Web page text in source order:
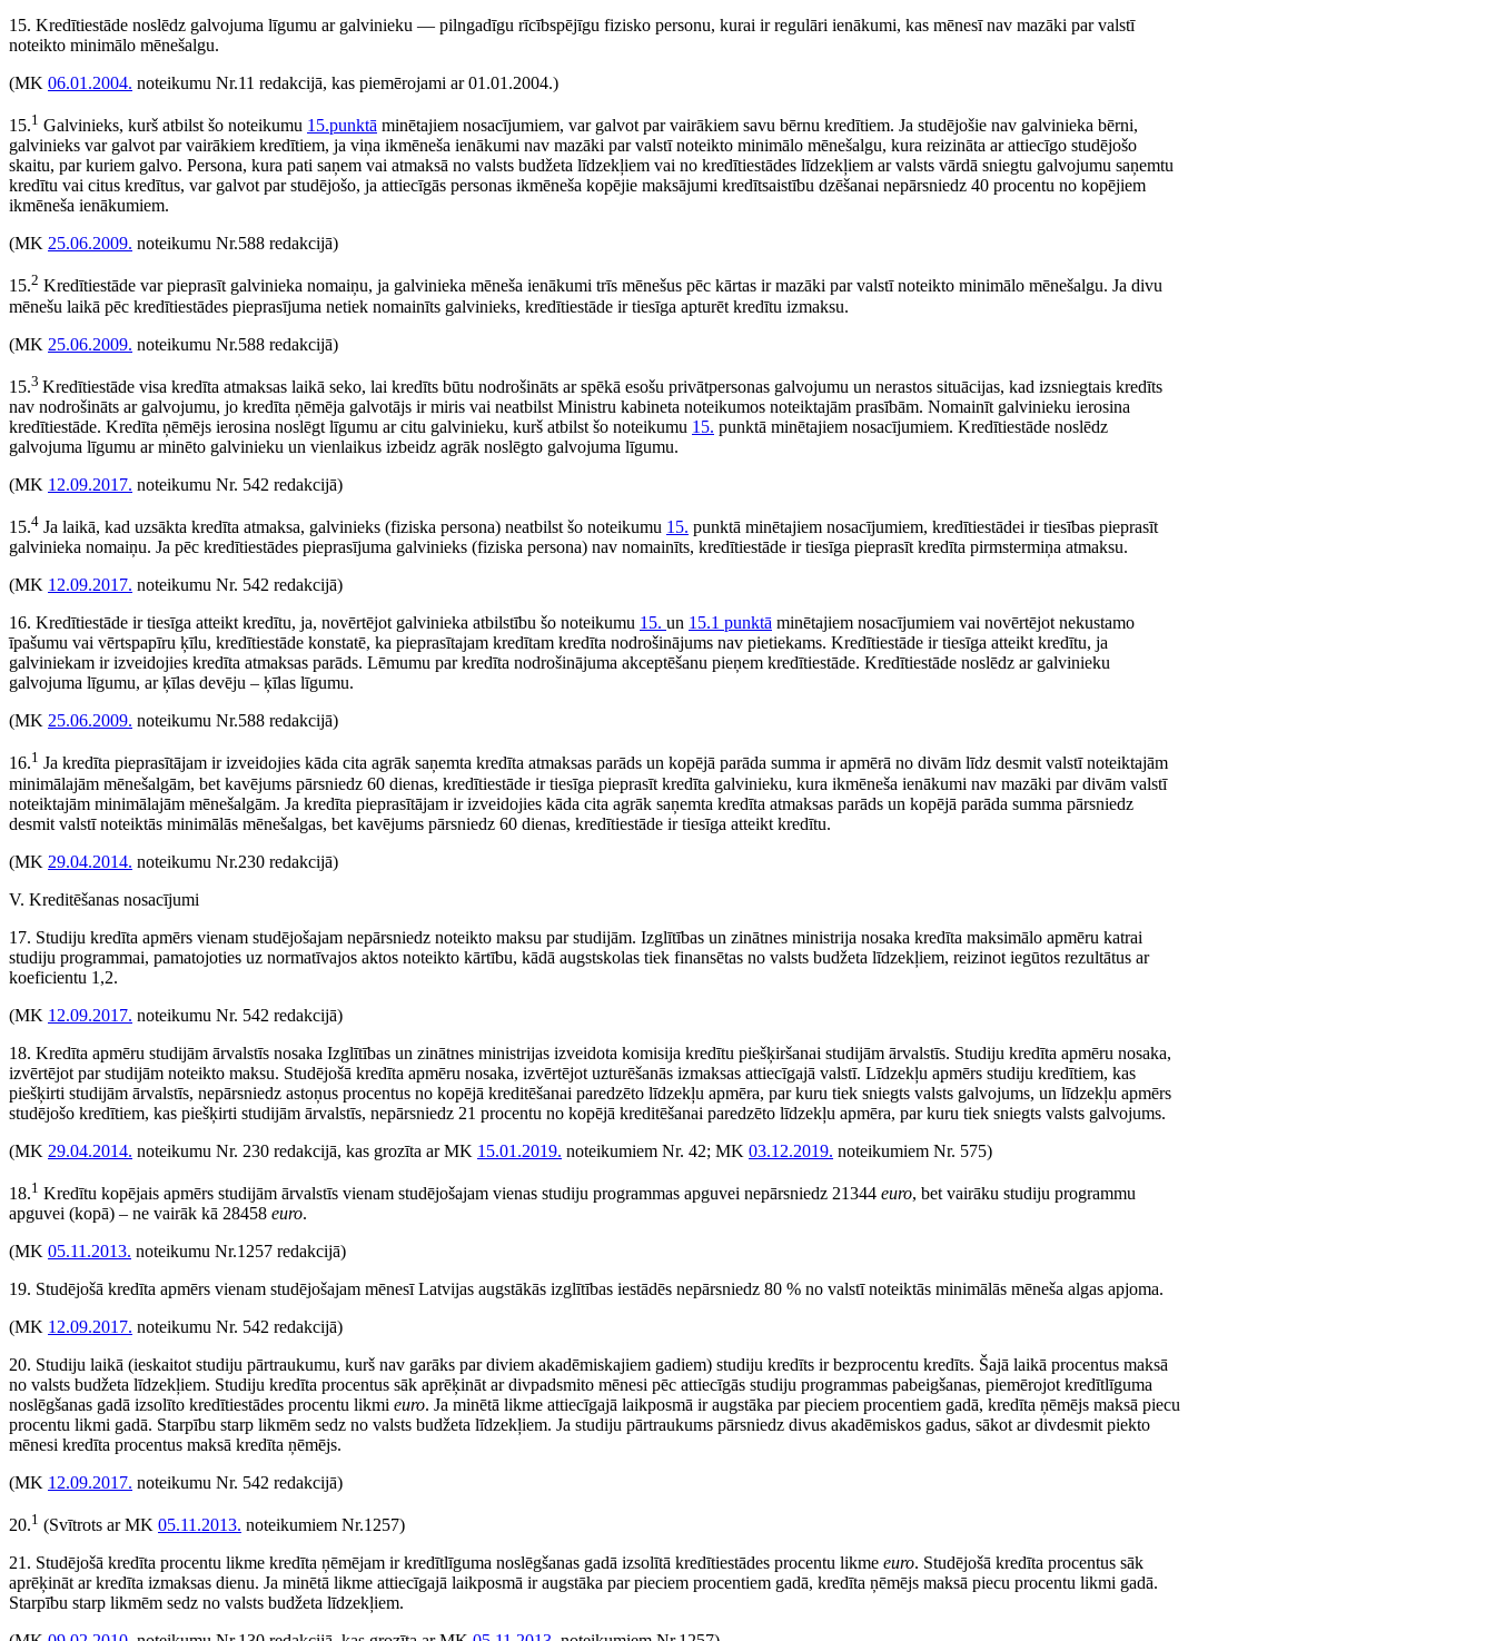
15. Kredītiestāde noslēdz galvojuma līgumu ar galvinieku — pilngadīgu rīcībspējīgu fizisko personu, kurai ir regulāri ienākumi, kas mēnesī nav mazāki par valstī
noteikto minimālo mēnešalgu.
(MK 06.01.2004. noteikumu Nr.11 redakcijā, kas piemērojami ar 01.01.2004.)
15.1 Galvinieks, kurš atbilst šo noteikumu 15.punktā minētajiem nosa­cījumiem, var galvot par vairākiem savu bērnu kredītiem. Ja studējošie nav gal­vinieka bērni,
galvinieks var galvot par vairākiem kredītiem, ja viņa ikmēneša ienākumi nav mazāki par valstī noteikto minimālo mēnešalgu, kura reizināta ar attiecīgo studējošo
skaitu, par kuriem galvo. Persona, kura pati saņem vai atmaksā no valsts budžeta līdzekļiem vai no kredītiestādes līdzekļiem ar valsts vārdā sniegtu galvojumu saņemtu
kredītu vai citus kredītus, var galvot par studējošo, ja attiecīgās personas ikmēneša kopējie maksājumi kredītsaistību dzēšanai nepārsniedz 40 procentu no kopējiem
ikmēneša ienākumiem.
(MK 25.06.2009. noteikumu Nr.588 redakcijā)
15.2 Kredītiestāde var pieprasīt galvinieka nomaiņu, ja galvinieka mēneša ienākumi trīs mēnešus pēc kārtas ir mazāki par valstī noteikto minimālo mēneš­algu. Ja divu
mēnešu laikā pēc kredītiestādes pieprasījuma netiek nomainīts galvinieks, kredītiestāde ir tiesīga apturēt kredītu izmaksu.
(MK 25.06.2009. noteikumu Nr.588 redakcijā)
15.3 Kredītiestāde visa kredīta atmaksas laikā seko, lai kredīts būtu nodrošināts ar spēkā esošu privātpersonas galvojumu un nerastos situācijas, kad izsniegtais kredīts
nav nodrošināts ar galvojumu, jo kredīta ņēmēja galvotājs ir miris vai neatbilst Ministru kabineta noteikumos noteiktajām prasībām. Nomainīt galvinieku ierosina
kredītiestāde. Kredīta ņēmējs ierosina noslēgt līgumu ar citu galvinieku, kurš atbilst šo noteikumu 15. punktā minētajiem nosacījumiem. Kredītiestāde noslēdz
galvojuma līgumu ar minēto galvinieku un vienlaikus izbeidz agrāk noslēgto galvojuma līgumu.
(MK 12.09.2017. noteikumu Nr. 542 redakcijā)
15.4 Ja laikā, kad uzsākta kredīta atmaksa, galvinieks (fiziska persona) neatbilst šo noteikumu 15. punktā minētajiem nosacījumiem, kredītiestādei ir tiesības pieprasīt
galvinieka nomaiņu. Ja pēc kredītiestādes pieprasījuma galvinieks (fiziska persona) nav nomainīts, kredītiestāde ir tiesīga pieprasīt kredīta pirmstermiņa atmaksu.
(MK 12.09.2017. noteikumu Nr. 542 redakcijā)
16. Kredītiestāde ir tiesīga atteikt kredītu, ja, novērtējot galvinieka atbil­stību šo noteikumu 15. un 15.1 punktā minētajiem nosacījumiem vai novērtējot nekustamo
īpašumu vai vērtspapīru ķīlu, kredītiestāde konstatē, ka piepra­sītajam kredītam kredīta nodrošinājums nav pietiekams. Kredītiestāde ir tiesīga atteikt kredītu, ja
galviniekam ir izveidojies kredīta atmaksas parāds. Lēmumu par kredīta nodrošinājuma akceptēšanu pieņem kredītiestāde. Kredītiestāde noslēdz ar galvinieku
galvojuma līgumu, ar ķīlas devēju – ķīlas līgumu.
(MK 25.06.2009. noteikumu Nr.588 redakcijā)
16.1 Ja kredīta pieprasītājam ir izveidojies kāda cita agrāk saņemta kredīta atmaksas parāds un kopējā parāda summa ir apmērā no divām līdz desmit valstī noteiktajām
minimālajām mēnešalgām, bet kavējums pārsniedz 60 dienas, kredītiestāde ir tiesīga pieprasīt kredīta galvinieku, kura ikmēneša ienākumi nav mazāki par divām valstī
noteiktajām minimālajām mēnešalgām. Ja kredīta pieprasītājam ir izveidojies kāda cita agrāk saņemta kredīta atmaksas parāds un kopējā parāda summa pārsniedz
desmit valstī noteiktās minimālās mēnešalgas, bet kavējums pārsniedz 60 dienas, kredītiestāde ir tiesīga atteikt kredītu.
(MK 29.04.2014. noteikumu Nr.230 redakcijā)
V. Kreditēšanas nosacījumi
17. Studiju kredīta apmērs vienam studējošajam nepārsniedz noteikto maksu par studijām. Izglītības un zinātnes ministrija nosaka kredīta maksimālo apmēru katrai
studiju programmai, pamatojoties uz normatīvajos aktos noteikto kārtību, kādā augstskolas tiek finansētas no valsts budžeta līdzekļiem, reizinot iegūtos rezultātus ar
koeficientu 1,2.
(MK 12.09.2017. noteikumu Nr. 542 redakcijā)
18. Kredīta apmēru studijām ārvalstīs nosaka Izglītības un zinātnes ministrijas izveidota komisija kredītu piešķiršanai studijām ārvalstīs. Studiju kredīta apmēru nosaka,
izvērtējot par studijām noteikto maksu. Studējošā kredīta apmēru nosaka, izvērtējot uzturēšanās izmaksas attiecīgajā valstī. Līdzekļu apmērs studiju kredītiem, kas
piešķirti studijām ārvalstīs, nepārsniedz astoņus procentus no kopējā kreditēšanai paredzēto līdzekļu apmēra, par kuru tiek sniegts valsts galvojums, un līdzekļu apmērs
studējošo kredītiem, kas piešķirti studijām ārvalstīs, nepārsniedz 21 procentu no kopējā kreditēšanai paredzēto līdzekļu apmēra, par kuru tiek sniegts valsts galvojums.
(MK 29.04.2014. noteikumu Nr. 230 redakcijā, kas grozīta ar MK 15.01.2019. noteikumiem Nr. 42; MK 03.12.2019. noteikumiem Nr. 575)
18.1 Kredītu kopējais apmērs studijām ārvalstīs vienam studējošajam vienas studiju programmas apguvei nepārsniedz 21344 euro, bet vairāku studiju programmu
apguvei (kopā) – ne vairāk kā 28458 euro.
(MK 05.11.2013. noteikumu Nr.1257 redakcijā)
19. Studējošā kredīta apmērs vienam studējošajam mēnesī Latvijas augstākās izglītības iestādēs nepārsniedz 80 % no valstī noteiktās minimālās mēneša algas apjoma.
(MK 12.09.2017. noteikumu Nr. 542 redakcijā)
20. Studiju laikā (ieskaitot studiju pārtraukumu, kurš nav garāks par diviem akadēmiskajiem gadiem) studiju kredīts ir bezprocentu kredīts. Šajā laikā procentus maksā
no valsts budžeta līdzekļiem. Studiju kredīta procentus sāk aprēķināt ar divpadsmito mēnesi pēc attiecīgās studiju programmas pabeigšanas, piemērojot kredītlīguma
noslēgšanas gadā izsolīto kredītiestādes procentu likmi euro. Ja minētā likme attiecīgajā laikposmā ir augstāka par pieciem procentiem gadā, kredīta ņēmējs maksā piecu
procentu likmi gadā. Starpību starp likmēm sedz no valsts budžeta līdzekļiem. Ja studiju pārtraukums pārsniedz divus akadēmiskos gadus, sākot ar divdesmit piekto
mēnesi kredīta procentus maksā kredīta ņēmējs.
(MK 12.09.2017. noteikumu Nr. 542 redakcijā)
20.1 (Svītrots ar MK 05.11.2013. noteikumiem Nr.1257)
21. Studējošā kredīta procentu likme kredīta ņēmējam ir kredītlīguma noslēgšanas gadā izsolītā kredītiestādes procentu likme euro. Studējošā kredīta procentus sāk
aprēķināt ar kredīta izmaksas dienu. Ja minētā likme attiecīgajā laikposmā ir augstāka par pieciem procentiem gadā, kredīta ņēmējs maksā piecu procentu likmi gadā.
Starpību starp likmēm sedz no valsts budžeta līdzekļiem.